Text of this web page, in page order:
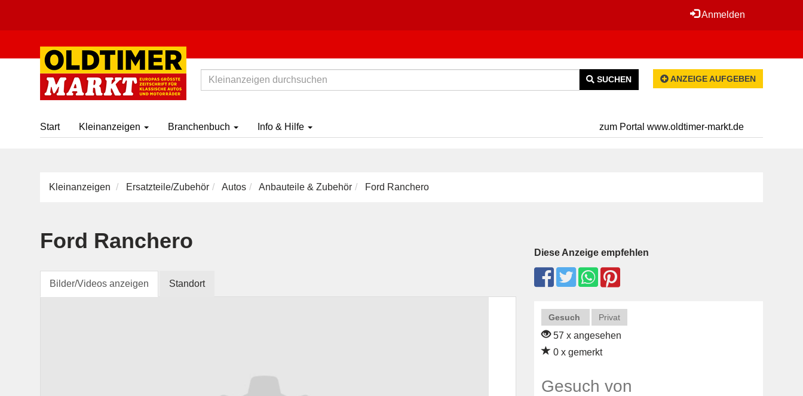
Anmelden
SUCHEN ANZEIGE AUFGEBEN
Start Kleinanzeigen Branchenbuch Info & Hilfe zum Portal www.oldtimer-markt.de
Kleinanzeigen Ersatzteile/Zubehör Autos Anbauteile & Zubehör Ford Ranchero
Ford Ranchero
Bilder/Videos anzeigen Standort
Diese Anzeige empfehlen
Gesuch Privat
57 x angesehen
0 x gemerkt
Gesuch von